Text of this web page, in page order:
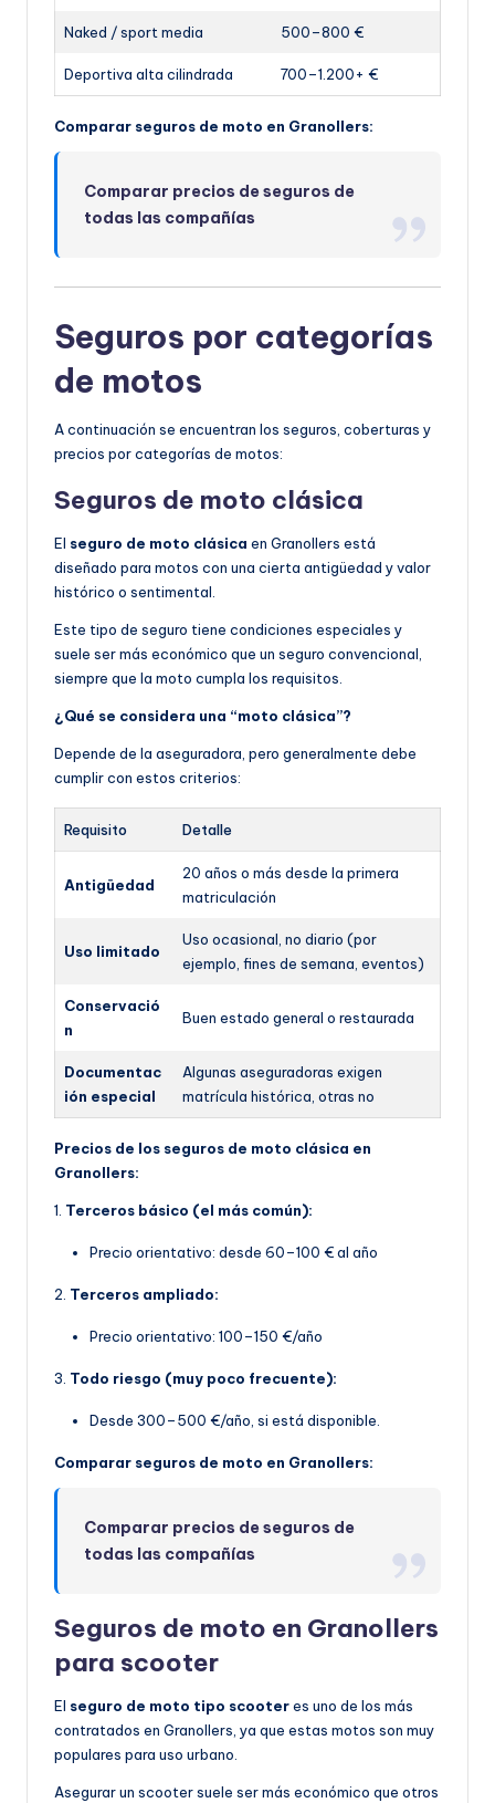
Naked / sport media 500–800 €
Deportiva alta cilindrada 700–1.200+ €
Comparar seguros de moto en Granollers:
Comparar precios de seguros de
todas las compañías
Seguros por categorías
de motos
A continuación se encuentran los seguros, coberturas y
precios por categorías de motos:
Seguros de moto clásica
El seguro de moto clásica en Granollers está
diseñado para motos con una cierta antigüedad y valor
histórico o sentimental.
Este tipo de seguro tiene condiciones especiales y
suele ser más económico que un seguro convencional,
siempre que la moto cumpla los requisitos.
¿Qué se considera una “moto clásica”?
Depende de la aseguradora, pero generalmente debe
cumplir con estos criterios:
Requisito Detalle
Antigüedad
20 años o más desde la primera
matriculación
Uso limitado
Uso ocasional, no diario (por
ejemplo, fines de semana, eventos)
Conservació
n
Buen estado general o restaurada
Documentac
ión especial
Algunas aseguradoras exigen
matrícula histórica, otras no
Precios de los seguros de moto clásica en
Granollers:
1. Terceros básico (el más común):
Precio orientativo: desde 60–100 € al año
2. Terceros ampliado:
Precio orientativo: 100–150 €/año
3. Todo riesgo (muy poco frecuente):
Desde 300–500 €/año, si está disponible.
Comparar seguros de moto en Granollers:
Comparar precios de seguros de
todas las compañías
Seguros de moto en Granollers
para scooter
El seguro de moto tipo scooteres uno de los más
contratados en Granollers, ya que estas motos son muy
populares para uso urbano.
Asegurar un scooter suele ser más económico que otros